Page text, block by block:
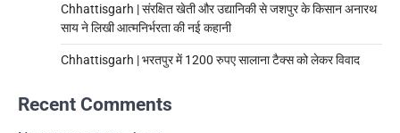
Chhattisgarh | संरक्षित खेती और उद्यानिकी से जशपुर के किसान अनारथ
साय ने लिखी आत्मनिर्भरता की नई कहानी
Chhattisgarh | भरतपुर में 1200 रुपए सालाना टैक्स को लेकर विवाद
Recent Comments